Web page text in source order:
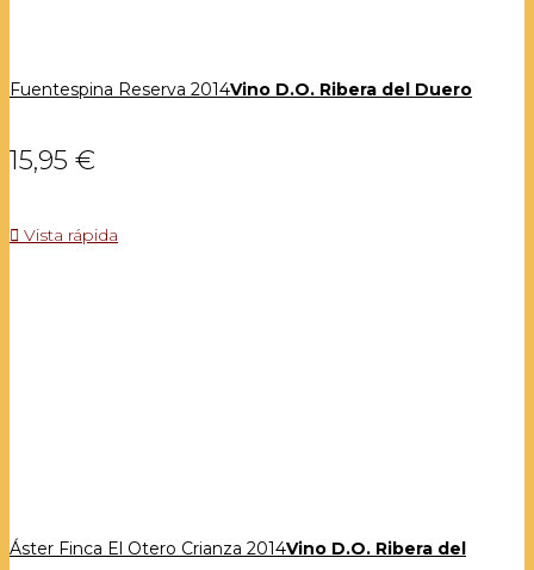
Fuentespina Reserva 2014Vino D.O. Ribera del Duero
15,95 €
 Vista rápida
Áster Finca El Otero Crianza 2014Vino D.O. Ribera del